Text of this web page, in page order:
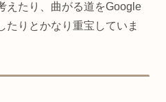
えたり、曲がる道をGoogle
たりとかなり重宝していま